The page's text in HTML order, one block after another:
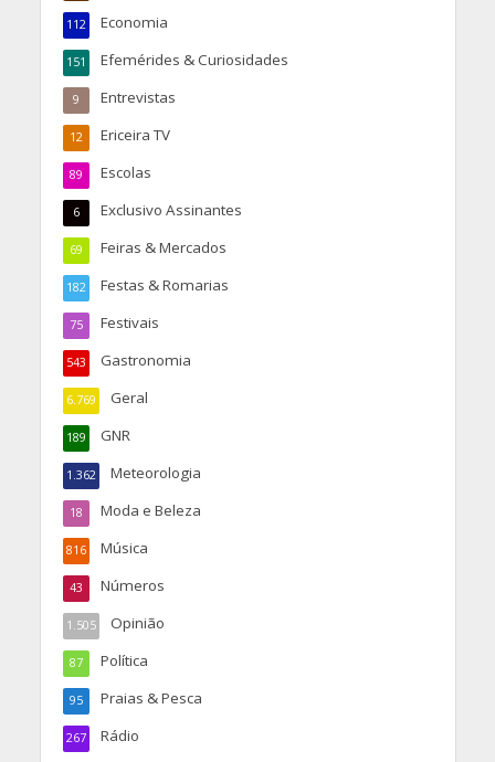
Economia
112
Efemérides & Curiosidades
151
Entrevistas
9
Ericeira TV
12
Escolas
89
Exclusivo Assinantes
6
Feiras & Mercados
69
Festas & Romarias
182
Festivais
75
Gastronomia
543
Geral
6.769
GNR
189
Meteorologia
1.362
Moda e Beleza
18
Música
816
Números
43
Opinião
1.505
Política
87
Praias & Pesca
95
Rádio
267